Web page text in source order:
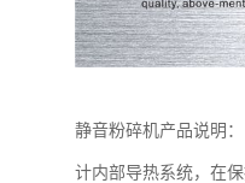
静音粉碎机产品说明
计内部导热系统，在